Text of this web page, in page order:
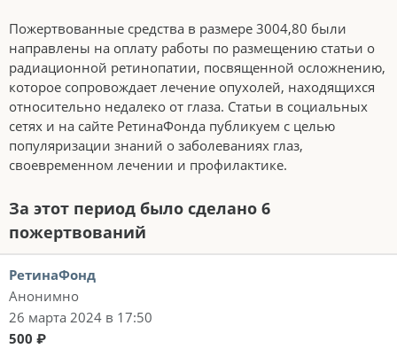
Пожертвованные средства в размере 3004,80 были
направлены на оплату работы по размещению статьи о
радиационной ретинопатии, посвященной осложнению,
которое сопровождает лечение опухолей, находящихся
относительно недалеко от глаза. Статьи в социальных
сетях и на сайте РетинаФонда публикуем с целью
популяризации знаний о заболеваниях глаз,
своевременном лечении и профилактике.
За этот период было сделано 6
пожертвований
РетинаФонд
Анонимно
26 марта 2024 в 17:50
500 ₽